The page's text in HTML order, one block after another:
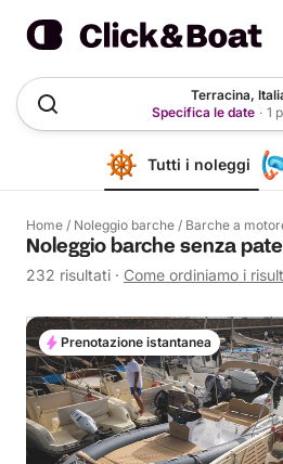
Terracina,
Specifica le date · 1
Tutti i noleggi
Home / Noleggio barche / Barche a
Noleggio barche senza
232 risultati · Come ordiniamo i
Prenotazione istantanea